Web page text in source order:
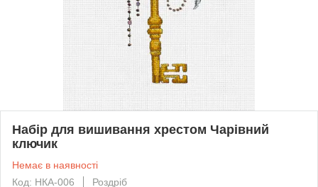
Набір для вишивання хрестом Чарівний
ключик
Немає в наявності
Код: НКА-006
Роздріб